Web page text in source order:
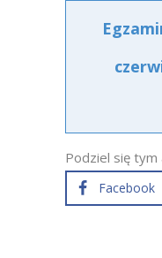
Podziel się tym
Facebook